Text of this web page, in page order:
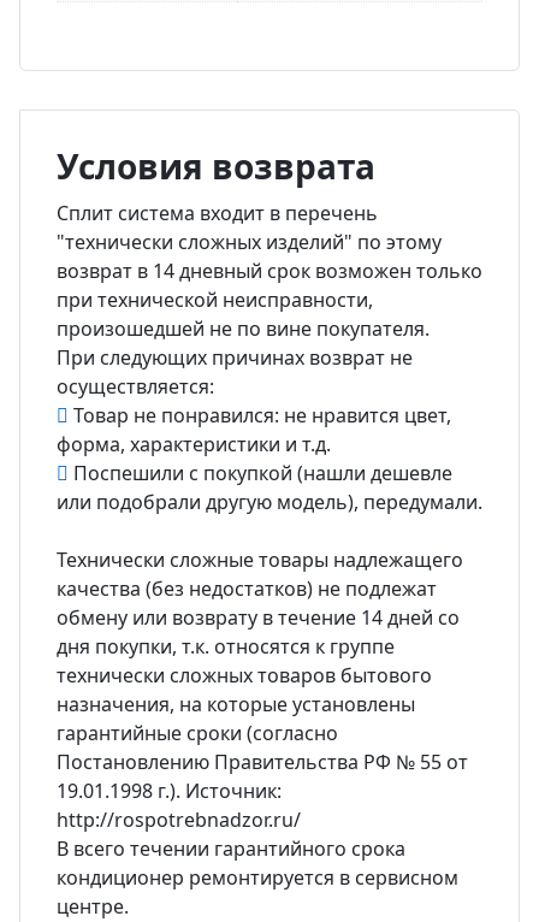
Условия возврата
Сплит система входит в перечень
"технически сложных изделий" по этому
возврат в 14 дневный срок возможен только
при технической неисправности,
произошедшей не по вине покупателя.
При следующих причинах возврат не
осуществляется:
Товар не понравился: не нравится цвет,
форма, характеристики и т.д.
Поспешили с покупкой (нашли дешевле
или подобрали другую модель), передумали.
Технически сложные товары надлежащего
качества (без недостатков) не подлежат
обмену или возврату в течение 14 дней со
дня покупки, т.к. относятся к группе
технически сложных товаров бытового
назначения, на которые установлены
гарантийные сроки (согласно
Постановлению Правительства РФ № 55 от
19.01.1998 г.). Источник:
http://rospotrebnadzor.ru/
В всего течении гарантийного срока
кондиционер ремонтируется в сервисном
центре.